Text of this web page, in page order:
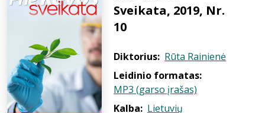
Sveikata, 2019, Nr.
10
Diktorius: Rūta Rainienė
Leidinio formatas:
MP3 (garso įrašas)
Kalba: Lietuvių